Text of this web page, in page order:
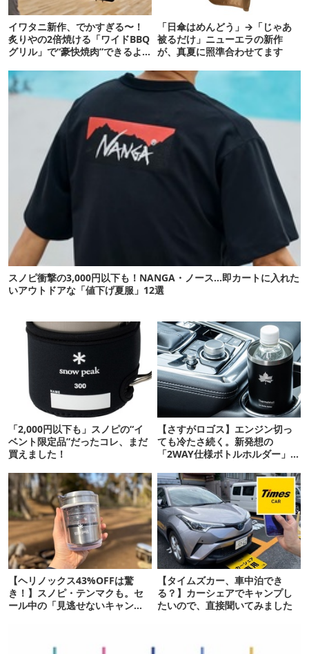
イワタニ新作、でかすぎる〜！
炙りやの2倍焼ける「ワイドBBQ
グリル」で“豪快焼肉”できるよ
「日傘はめんどう」→「じゃあ
被るだけ」ニューエラの新作
が、真夏に照準合わせてます
スノピ衝撃の3,000円以下も！NANGA・ノース…即カートに入れた
いアウトドアな「値下げ夏服」12選
「2,000円以下も」スノピの“イ
ベント限定品”だったコレ、まだ
買えました！
【さすがロゴス】エンジン切っ
ても冷たさ続く。新発想の
「2WAY仕様ボトルホルダー」が
【ヘリノックス43%OFFは驚
き！】スノピ・テンマクも。セ
ール中の「見逃せないキャンプ
【タイムズカー、車中泊でき
る？】カーシェアでキャンプし
たいので、直接聞いてみました